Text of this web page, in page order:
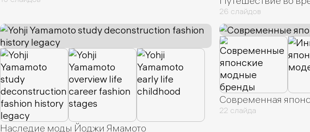
26 слайдов
Наследие моды Йоджи Ямамото
Современная
22 слайда